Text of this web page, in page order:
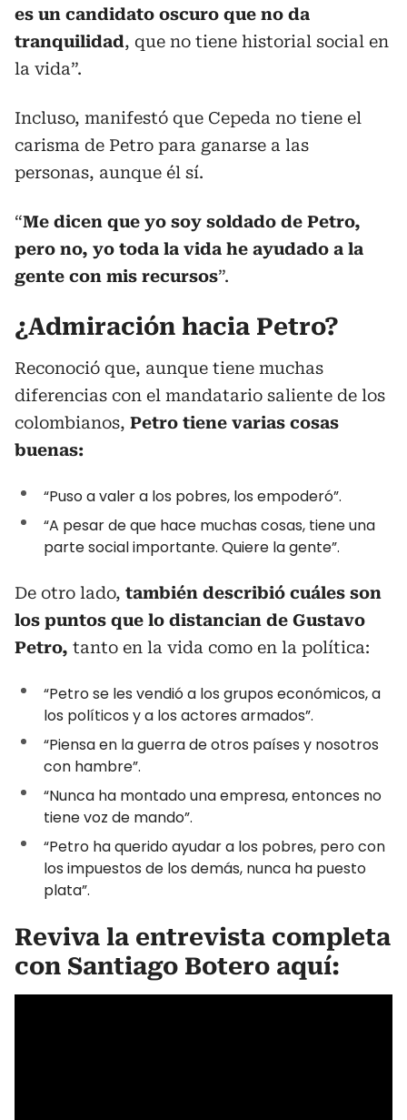
es un candidato oscuro que no da
tranquilidad, que no tiene historial social en
la vida”.
Incluso, manifestó que Cepeda no tiene el
carisma de Petro para ganarse a las
personas, aunque él sí.
“Me dicen que yo soy soldado de Petro,
pero no, yo toda la vida he ayudado a la
gente con mis recursos”.
¿Admiración hacia Petro?
Reconoció que, aunque tiene muchas
diferencias con el mandatario saliente de los
colombianos, Petro tiene varias cosas
buenas:
“Puso a valer a los pobres, los empoderó”.
“A pesar de que hace muchas cosas, tiene una
parte social importante. Quiere la gente”.
De otro lado, también describió cuáles son
los puntos que lo distancian de Gustavo
Petro, tanto en la vida como en la política:
“Petro se les vendió a los grupos económicos, a
los políticos y a los actores armados”.
“Piensa en la guerra de otros países y nosotros
con hambre”.
“Nunca ha montado una empresa, entonces no
tiene voz de mando”.
“Petro ha querido ayudar a los pobres, pero con
los impuestos de los demás, nunca ha puesto
plata”.
Reviva la entrevista completa
con Santiago Botero aquí: